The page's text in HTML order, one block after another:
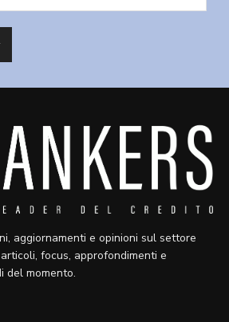
aggiornamenti e opinioni sul settore
focus, approfondimenti e
del momento.